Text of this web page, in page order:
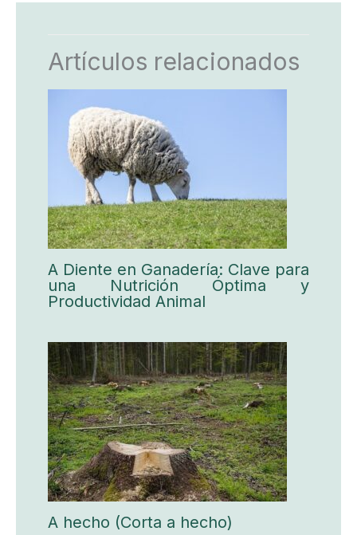
Artículos relacionados
A Diente en Ganadería: Clave para
una Nutrición Óptima y
Productividad Animal
A hecho (Corta a hecho)